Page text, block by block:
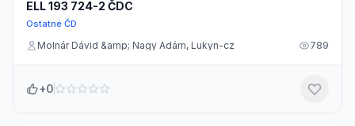
ELL 193 724-2 ČDC
Ostatné ČD
Molnár Dávid &amp; Nagy Ádám, Lukyn-cz 789
+0